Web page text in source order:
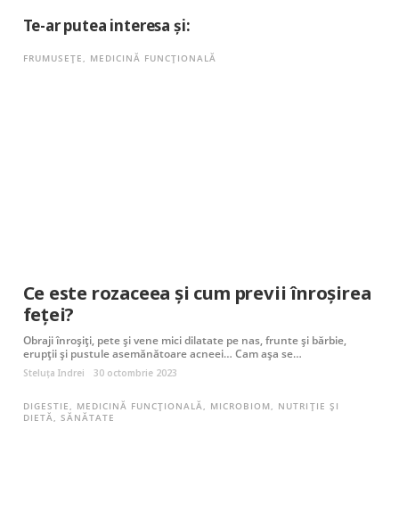
Te-ar putea interesa și:
FRUMUSEȚE, MEDICINĂ FUNCȚIONALĂ
Ce este rozaceea și cum previi înroșirea
feței?
Obraji înroșiți, pete și vene mici dilatate pe nas, frunte și bărbie,
erupții și pustule asemănătoare acneei… Cam așa se…
Steluța Indrei 30 octombrie 2023
DIGESTIE MEDICINĂ FUNCȚIONALĂ MICROBIOM
NUTRIȚIE ȘI
DIETĂ
SĂNĂTATE